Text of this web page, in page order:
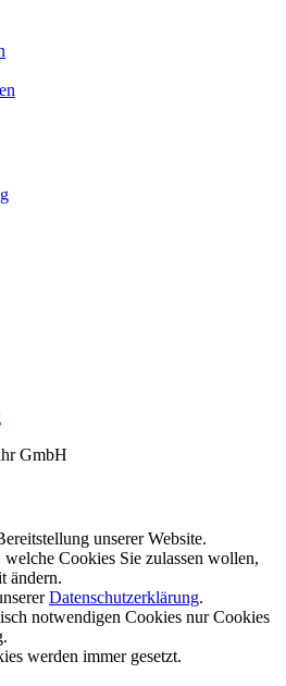
GmbH
unserer Website.
Cookies Sie zulassen wollen,
ändern.
Datenschutzerklärung.
notwendigen Cookies nur Cookies
werden immer gesetzt.